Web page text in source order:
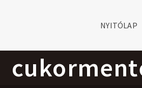
NYITÓLAP